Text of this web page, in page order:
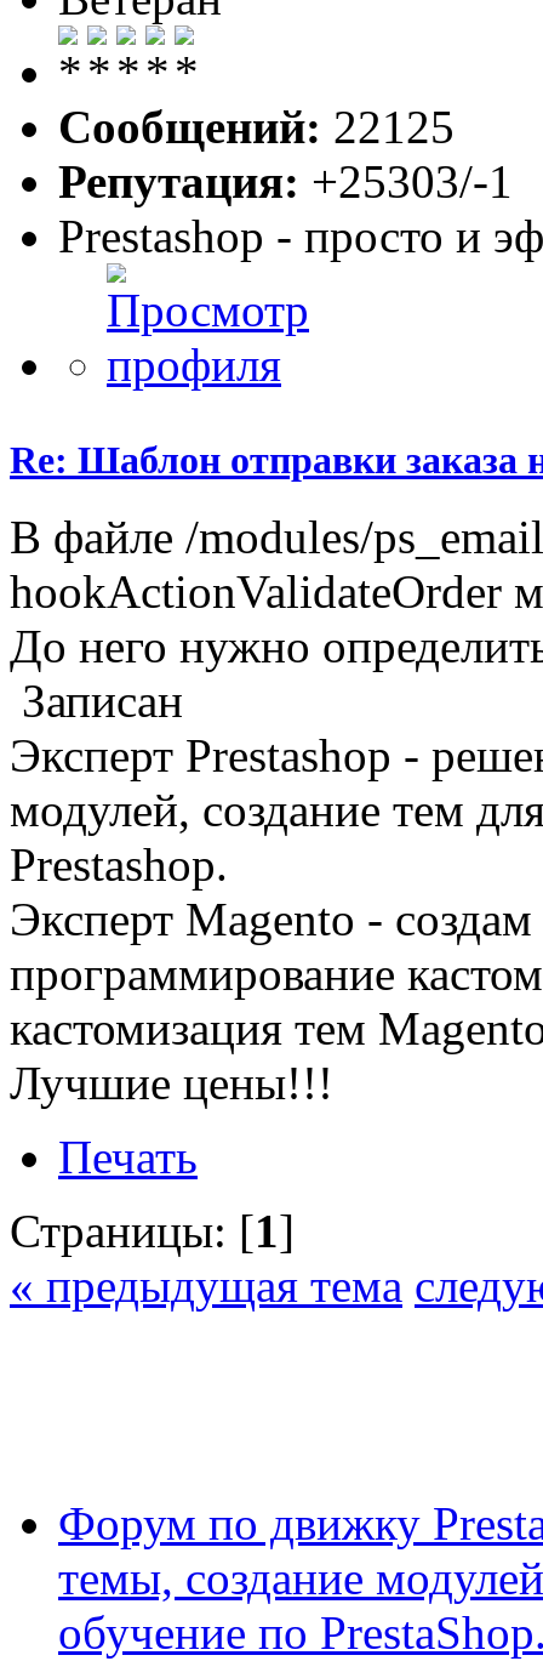
Сообщений: 22125
Репутация: +25303/-1
Prestashop - просто и
Re: Шаблон отправки заказа
В файле /modules/
hookActionValidateOrder
До него нужно
Записан
Эксперт Prestashop -
модулей, создание тем
Prestashop.
Эксперт Magento -
программирование
кастомизация тем
Лучшие цены!!!
Печать
Страницы: [1]
« предыдущая тема
Форум по движку
темы, создание
обучение по